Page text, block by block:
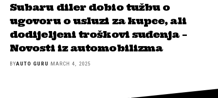
Subaru diler dobio tužbu o
ugovoru o usluzi za kupce, ali
dodijeljeni troškovi suđenja –
Novosti iz automobilizma
BYAUTO GURU MARCH 4, 2025